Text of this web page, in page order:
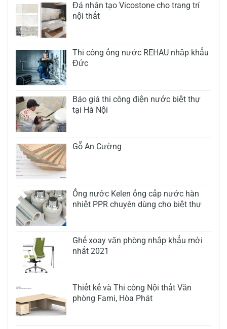
Đá nhân tạo Vicostone cho trang trí
nội thất
Thi công ống nước REHAU nhập khẩu
Đức
Báo giá thi công điện nước biệt thự
tại Hà Nội
Gỗ An Cường
Ống nước Kelen ống cấp nước hàn
nhiệt PPR chuyên dùng cho biệt thự
Ghế xoay văn phòng nhập khẩu mới
nhất 2021
Thiết kế và Thi công Nội thất Văn
phòng Fami, Hòa Phát